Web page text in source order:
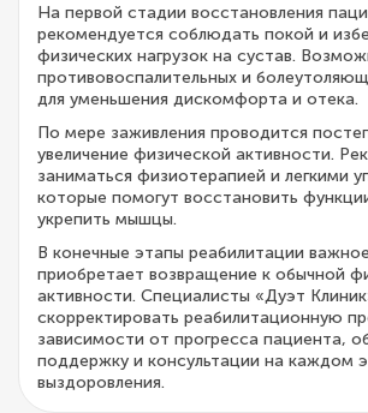
На первой стадии восстановления
рекомендуется соблюдать покой и
физических нагрузок на сустав.
противовоспалительных и
для уменьшения дискомфорта и отека.
По мере заживления проводится
увеличение физической активности.
заниматься физиотерапией и легкими
которые помогут восстановить
укрепить мышцы.
В конечные этапы реабилитации
приобретает возвращение к обычной
активности. Специалисты «Дуэт
скорректировать реабилитационную
зависимости от прогресса пациента,
поддержку и консультации на каждом
выздоровления.